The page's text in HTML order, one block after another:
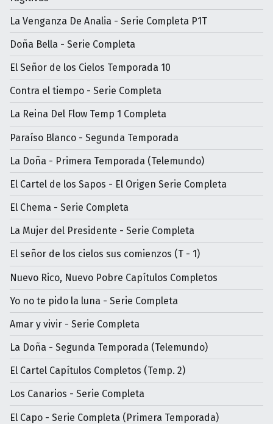
La Venganza De Analia - Serie Completa P1T
Doña Bella - Serie Completa
El Señor de los Cielos Temporada 10
Contra el tiempo - Serie Completa
La Reina Del Flow Temp 1 Completa
Paraíso Blanco - Segunda Temporada
La Doña - Primera Temporada (Telemundo)
El Cartel de los Sapos - El Origen Serie Completa
El Chema - Serie Completa
La Mujer del Presidente - Serie Completa
El señor de los cielos sus comienzos (T - 1)
Nuevo Rico, Nuevo Pobre Capítulos Completos
Yo no te pido la luna - Serie Completa
Amar y vivir - Serie Completa
La Doña - Segunda Temporada (Telemundo)
El Cartel Capítulos Completos (Temp. 2)
Los Canarios - Serie Completa
El Capo - Serie Completa (Primera Temporada)